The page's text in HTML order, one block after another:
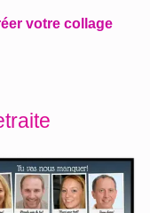
votre collage